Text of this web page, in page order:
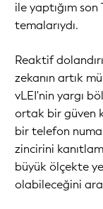
ile yaptığım
temalarıydı.
Reaktif
zekanın artık
vLEI'nin yargı
ortak bir güven
bir telefon
zincirini
büyük ölçekte
olabileceğini